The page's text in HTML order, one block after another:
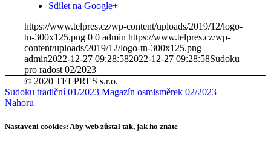
Sdílet na Google+
https://www.telpres.cz/wp-content/uploads/2019/12/logo-
tn-300x125.png 0 0 admin https://www.telpres.cz/wp-
content/uploads/2019/12/logo-tn-300x125.png
admin2022-12-27 09:28:582022-12-27 09:28:58Sudoku
pro radost 02/2023
© 2020 TELPRES s.r.o.
Sudoku tradiční 01/2023 Magazín osmisměrek 02/2023
Nahoru
Nastavení cookies: Aby web zůstal tak, jak ho znáte